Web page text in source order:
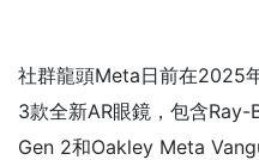
社群龍頭Meta日前在2025
3款全新AR眼鏡，包含
Gen 2和Oakley Meta